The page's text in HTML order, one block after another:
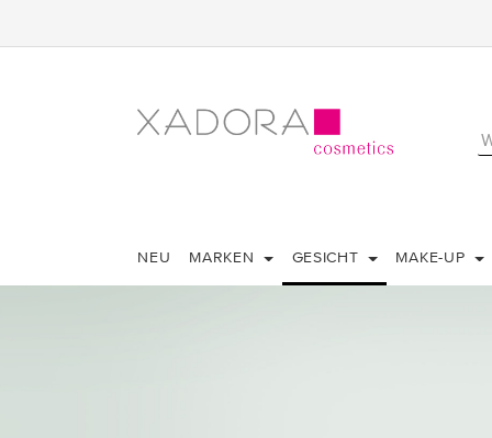
NEU MARKEN GESICHT MAKE-UP